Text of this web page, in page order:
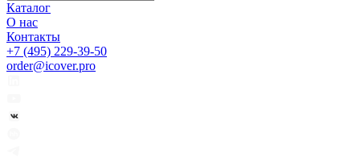
Каталог
О нас
Контакты
+7 (495) 229-39-50
order@icover.pro